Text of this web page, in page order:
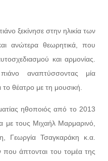
ξεκίνησε στην ηλικία των
ανώτερα θεωρητικά, που
και αρμονίας.
αναπτύσσοντας μία
θέατρο με τη μουσική.
ηθοποιός από το 2013
με τους Μιχαήλ Μαρμαρινό,
Τσαγκαράκη κ.α.
που άπτονται του τομέα της